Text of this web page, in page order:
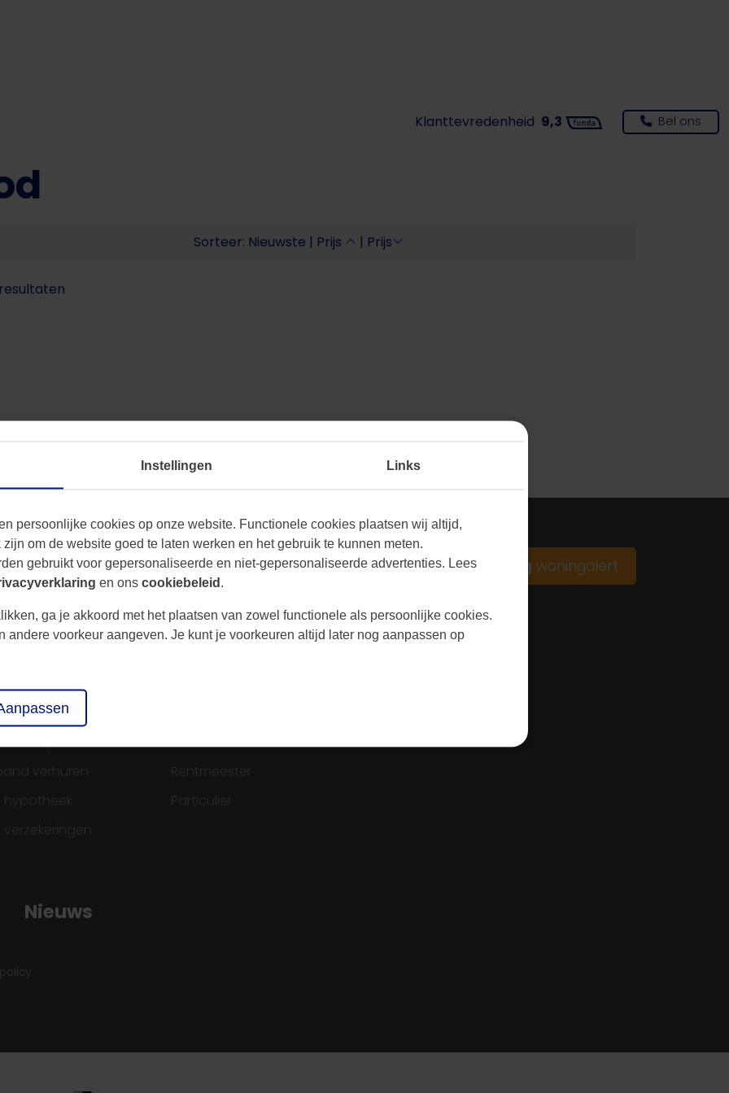
Klanttevredenheid 9,3 Bel ons
Sorteer: Nieuwste | Prijs | Prijs
Ontvang woningalert
verkopen
kopen
verhuren
hypotheek
verzekeringen
Vastgoed advies
Grondzaken
Rentmeester
Particulier
Nieuws
Instellingen Links
persoonlijke cookies op onze website. Functionele cookies plaatsen wij altijd,
om de website goed te laten werken en het gebruik te kunnen meten.
gebruikt voor gepersonaliseerde en niet-gepersonaliseerde advertenties. Lees
en ons cookiebeleid
ga je akkoord met het plaatsen van zowel functionele als persoonlijke cookies.
andere voorkeur aangeven. Je kunt je voorkeuren altijd later nog aanpassen op